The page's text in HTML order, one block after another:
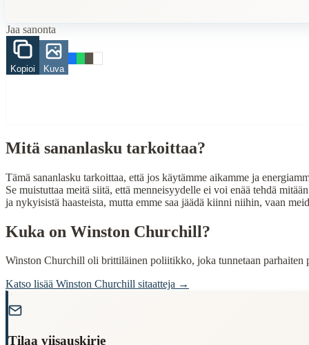
tulevaisuus
When to Use This Content
Cultural Context
Language:Finnish (suomi)
Origin:Finland
Jaa sanonta
Kopioi Kuva
Mitä sananlasku tarkoittaa?
Tämä sananlasku tarkoittaa, että jos käytämme aikamme ja
Se muistuttaa meitä siitä, että menneisyydelle ei voi enää tehdä
ja nykyisistä haasteista, mutta emme saa jäädä kiinni niihin, vaan
Kuka on Winston Churchill?
Winston Churchill oli brittiläinen poliitikko, joka tunnetaan parhaiten
Katso lisää Winston Churchill sitaatteja →
Tilaa viisauskirje